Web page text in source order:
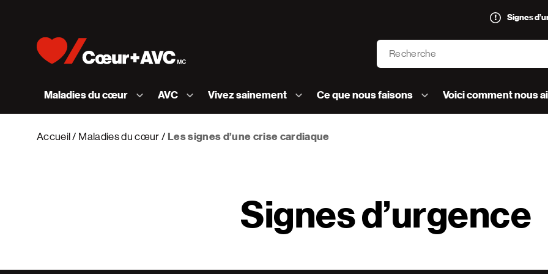
Signes
Recherche
Maladies du cœur AVC Vivez sainement Ce que nous faisons Voici comment nous
Accueil Maladies du cœur Les signes d’une crise cardiaque
Signes d’urgence